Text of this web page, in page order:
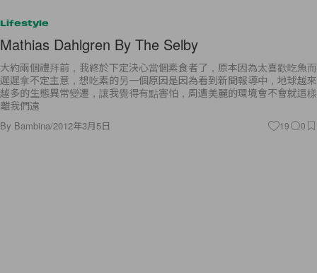
Lifestyle
Mathias Dahlgren By The Selby
大約兩個禮拜前，我終於下定決心當個素食者了，原本因為太喜歡吃魚而
遲遲拿不定主意，想吃素的另一個原因是因為看到新聞報導中，地球越來
越多的生態異常變遷，讓我覺得有點害怕，周遭美麗的環境會不會就這樣
離我們遠
By Bambina/2012年3月5日 19 0